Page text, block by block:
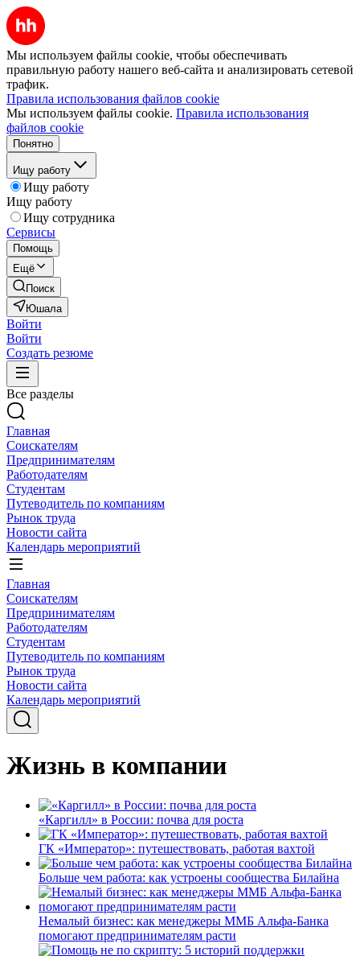
Мы используем файлы cookie, чтобы обеспечивать
правильную работу нашего веб-сайта и анализировать сетевой
трафик.
Правила использования файлов cookie
Мы используем файлы cookie. Правила использования
файлов cookie
Понятно
Ищу работу
Ищу работу
Ищу работу
Ищу сотрудника
Сервисы
Помощь
Ещё
Поиск
Юшала
Войти
Войти
Создать резюме
Все разделы
Главная
Соискателям
Предпринимателям
Работодателям
Студентам
Путеводитель по компаниям
Рынок труда
Новости сайта
Календарь мероприятий
Главная
Соискателям
Предпринимателям
Работодателям
Студентам
Путеводитель по компаниям
Рынок труда
Новости сайта
Календарь мероприятий
Жизнь в компании
«Каргилл» в России: почва для роста
ГК «Император»: путешествовать, работая вахтой
Больше чем работа: как устроены сообщества Билайна
Немалый бизнес: как менеджеры ММБ Альфа-Банка
помогают предпринимателям расти